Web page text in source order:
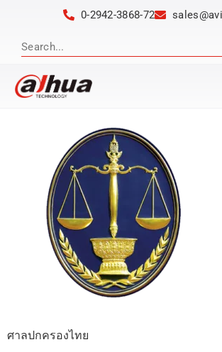
0-2942-3868-72
ศาลปกครองไทย